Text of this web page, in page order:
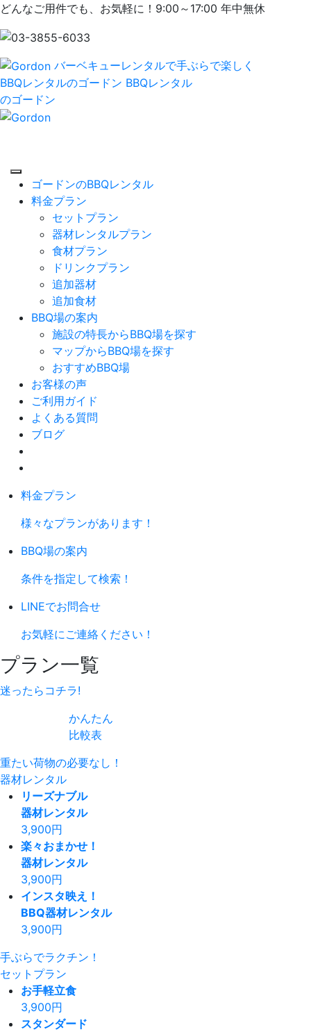
どんなご用件でも、お気軽に！9:00～17:00 年中無休
バーベキューレンタルで手ぶらで楽しく
BBQレンタルのゴードン BBQレンタル
のゴードン
ゴードンのBBQレンタル
料金プラン
セットプラン
器材レンタルプラン
食材プラン
ドリンクプラン
追加器材
追加食材
BBQ場の案内
施設の特長からBBQ場を探す
マップからBBQ場を探す
おすすめBBQ場
お客様の声
ご利用ガイド
よくある質問
ブログ
料金プラン
様々なプランがあります！
BBQ場の案内
条件を指定して検索！
LINEでお問合せ
お気軽にご連絡ください！
プラン一覧
迷ったらコチラ!
かんたん
比較表
重たい荷物の必要なし！
器材レンタル
リーズナブル
器材レンタル
3,900円
楽々おまかせ！
器材レンタル
3,900円
インスタ映え！
BBQ器材レンタル
3,900円
手ぶらでラクチン！
セットプラン
お手軽立食
3,900円
スタンダード